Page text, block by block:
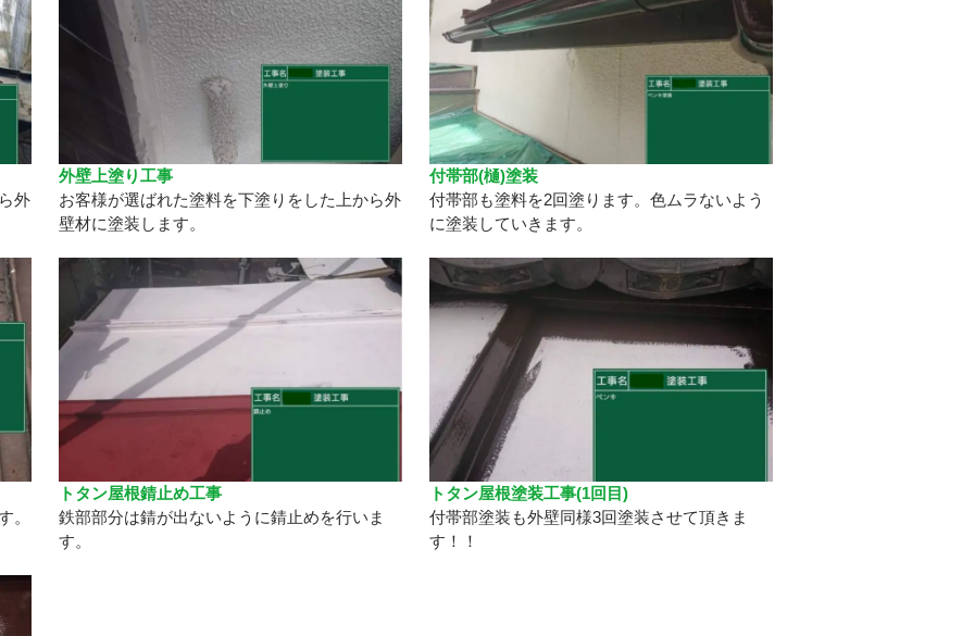
外
外壁上塗り工事
お客様が選ばれた塗料を下塗りをした上から外
壁材に塗装します。
付帯部(樋)塗装
付帯部も塗料を2回塗ります。色ムラないよう
に塗装していきます。
。
トタン屋根錆止め工事
鉄部部分は錆が出ないように錆止めを行いま
す。
トタン屋根塗装工事(1回目)
付帯部塗装も外壁同様3回塗装させて頂きま
す！！